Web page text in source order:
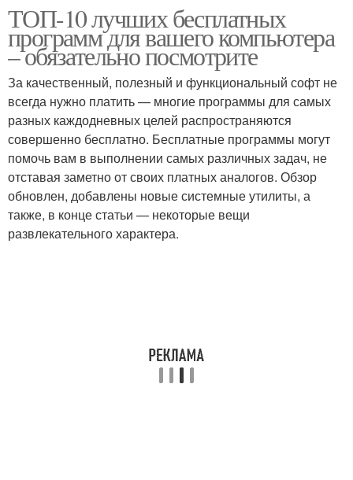
Программы для работы
управления
Программы для записи
ТОП-10 лучших бесплатных
программ для вашего компьютера
– обязательно посмотрите
За качественный, полезный и функциональный софт не
всегда нужно платить — многие программы для самых
разных каждодневных целей распространяются
совершенно бесплатно. Бесплатные программы могут
помочь вам в выполнении самых различных задач, не
отставая заметно от своих платных аналогов. Обзор
обновлен, добавлены новые системные утилиты, а
также, в конце статьи — некоторые вещи
развлекательного характера.